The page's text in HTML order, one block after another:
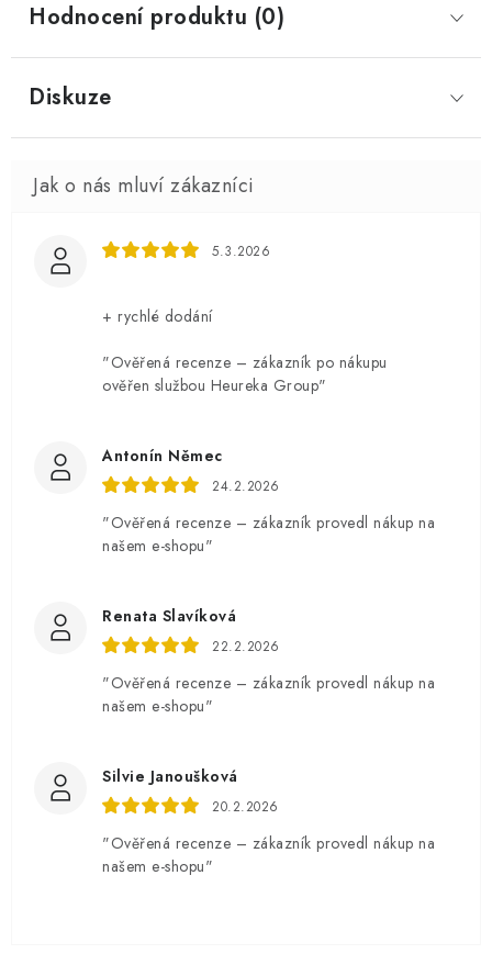
Hodnocení produktu (0)
Diskuze
5.3.2026
+ rychlé dodání
"Ověřená recenze – zákazník po nákupu
ověřen službou Heureka Group"
Antonín Němec
24.2.2026
"Ověřená recenze – zákazník provedl nákup na
našem e-shopu"
Renata Slavíková
22.2.2026
"Ověřená recenze – zákazník provedl nákup na
našem e-shopu"
Silvie Janoušková
20.2.2026
"Ověřená recenze – zákazník provedl nákup na
našem e-shopu"